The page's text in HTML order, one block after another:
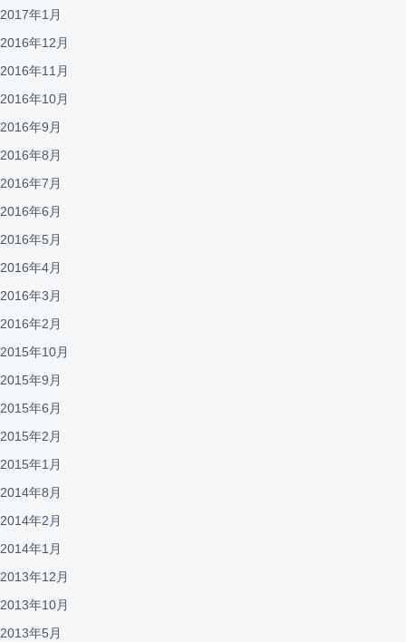
2017年1月
2016年12月
2016年11月
2016年10月
2016年9月
2016年8月
2016年7月
2016年6月
2016年5月
2016年4月
2016年3月
2016年2月
2015年10月
2015年9月
2015年6月
2015年2月
2015年1月
2014年8月
2014年2月
2014年1月
2013年12月
2013年10月
2013年5月